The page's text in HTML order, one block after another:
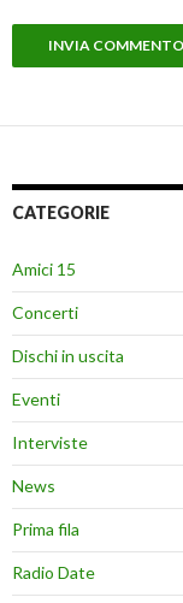
CATEGORIE
Amici 15
Concerti
Dischi in uscita
Eventi
Interviste
News
Prima fila
Radio Date